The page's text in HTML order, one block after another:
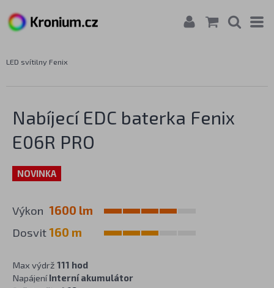
LED svítilny Fenix
Nabíjecí EDC baterka Fenix
E06R PRO
NOVINKA
Výkon 1600 lm
Dosvit160 m
Max výdrž 111 hod
NapájeníInterní akumulátor